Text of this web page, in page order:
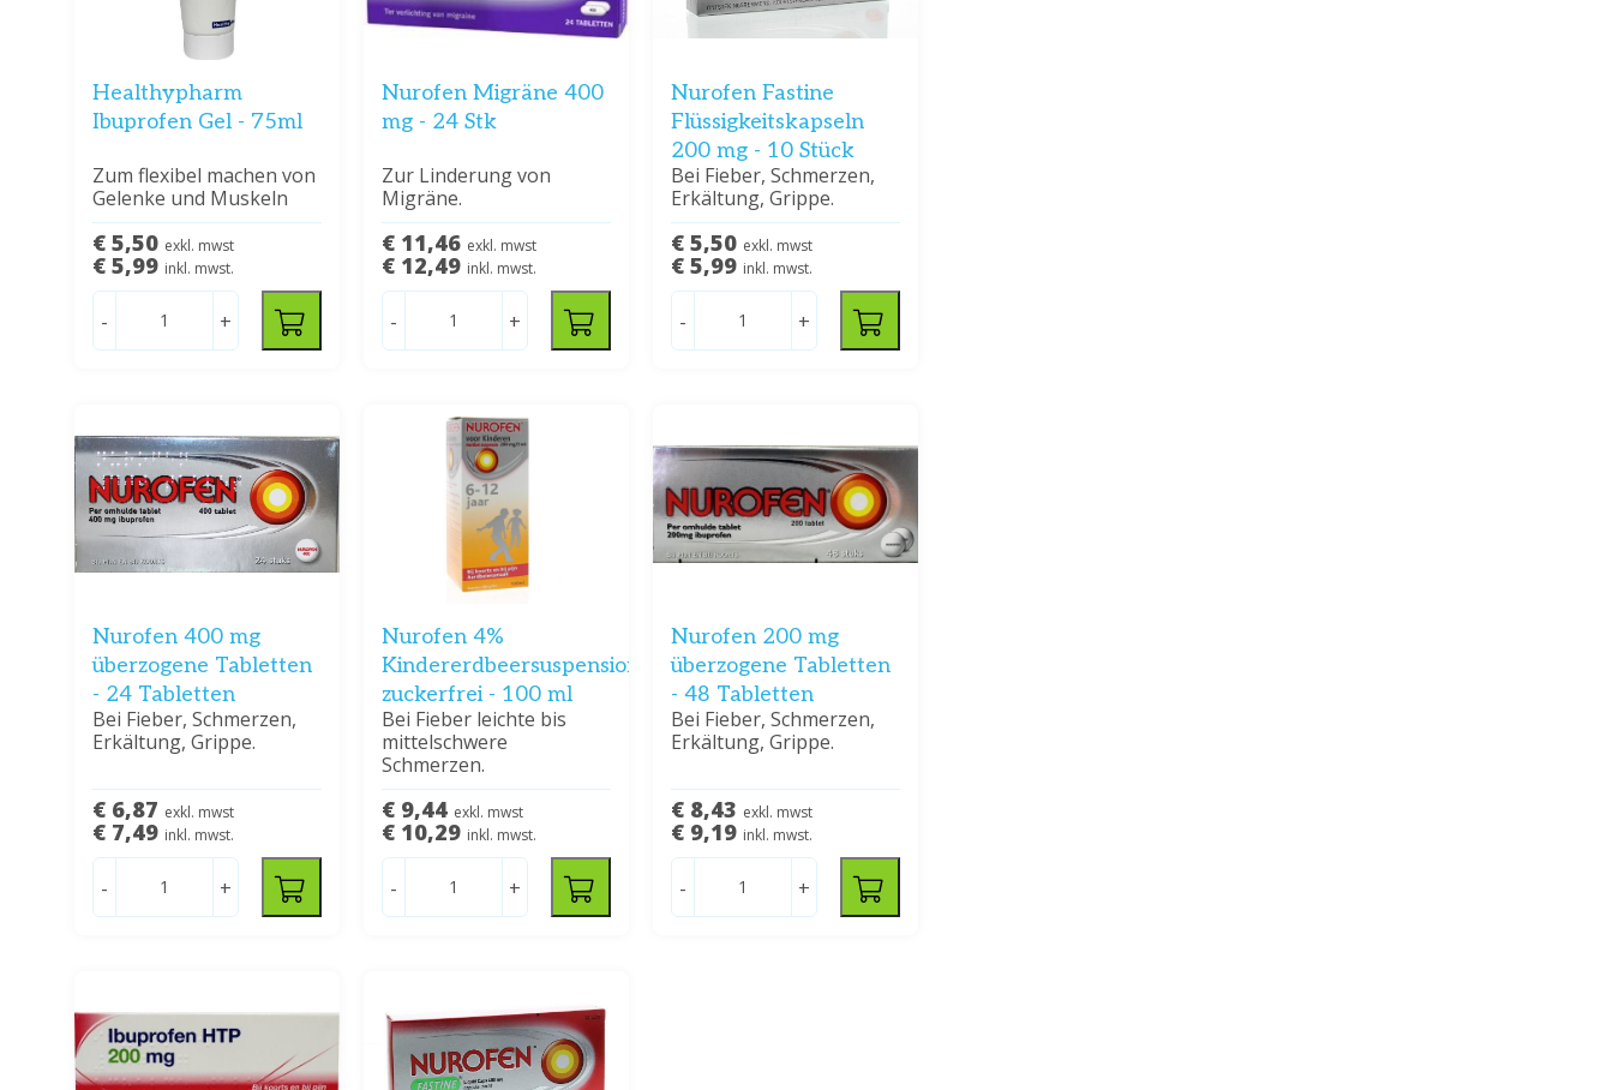
Healthypharm
Ibuprofen Gel - 75ml
Zum flexibel machen von
Gelenke und Muskeln
€ 5,50 exkl. mwst
€ 5,99 inkl. mwst.
- +
Nurofen Migräne 400
mg - 24 Stk
Zur Linderung von
Migräne.
€ 11,46 exkl. mwst
€ 12,49 inkl. mwst.
- +
Nurofen Fastine
Flüssigkeitskapseln
200 mg - 10 Stück
Bei Fieber, Schmerzen,
Erkältung, Grippe.
€ 5,50 exkl. mwst
€ 5,99 inkl. mwst.
- +
Nurofen 400 mg
überzogene Tabletten
- 24 Tabletten
Bei Fieber, Schmerzen,
Erkältung, Grippe.
€ 6,87 exkl. mwst
€ 7,49 inkl. mwst.
- +
Nurofen 4%
Kindererdbeersuspension
zuckerfrei - 100 ml
Bei Fieber leichte bis
mittelschwere
Schmerzen.
€ 9,44 exkl. mwst
€ 10,29 inkl. mwst.
- +
Nurofen 200 mg
überzogene Tabletten
- 48 Tabletten
Bei Fieber, Schmerzen,
Erkältung, Grippe.
€ 8,43 exkl. mwst
€ 9,19 inkl. mwst.
- +